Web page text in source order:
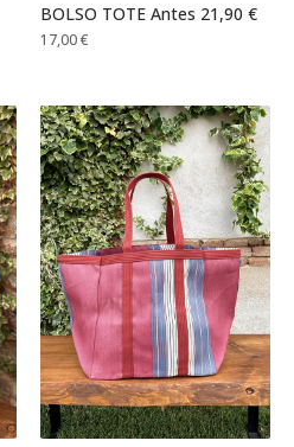
BOLSO TOTE Antes 21,90 €
17,00€